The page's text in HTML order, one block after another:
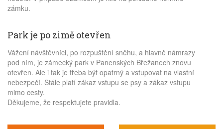
zámku.
Park je po zimě otevřen
Vážení návštěvníci, po rozpuštění sněhu, a hlavně námrazy
pod ním, je zámecký park v Panenských Břežanech znovu
otevřen. Ale i tak je třeba být opatrný a vstupovat na vlastní
nebezpečí. Stále platí zákaz vstupu se psy a zákaz vstupu
mimo cesty.
Děkujeme, že respektujete pravidla.